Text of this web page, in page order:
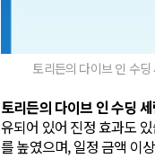
토리든의 다이브 인 수
토리든의 다이브 인 수딩
유되어 있어 진정 효과도
를 높였으며, 일정 금액 이